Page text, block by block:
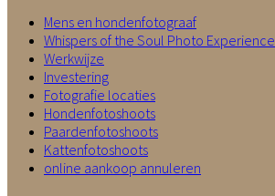
Mens en hondenfotograaf
Whispers of the Soul Photo Experience
Werkwijze
Investering
Fotografie locaties
Hondenfotoshoots
Paardenfotoshoots
Kattenfotoshoots
online aankoop annuleren